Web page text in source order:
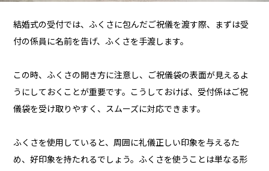
結婚式の受付では、ふくさに包んだご祝儀を渡す際、まずは受
付の係員に名前を告げ、ふくさを手渡します。
この時、ふくさの開き方に注意し、ご祝儀袋の表面が見えるよ
うにしておくことが重要です。こうしておけば、受付係はご祝
儀袋を受け取りやすく、スムーズに対応できます。
ふくさを使用していると、周囲に礼儀正しい印象を与えるた
め、好印象を持たれるでしょう。ふくさを使うことは単なる形